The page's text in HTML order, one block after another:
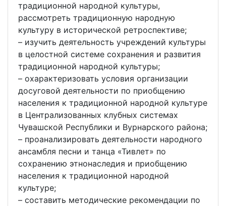
традиционной народной культуры,
рассмотреть традиционную народную
культуру в исторической ретроспективе;
– изучить деятельность учреждений культуры
в целостной системе сохранения и развития
традиционной народной культуры;
– охарактеризовать условия организации
досуговой деятельности по приобщению
населения к традиционной народной культуре
в Централизованных клубных системах
Чувашской Республики и Вурнарского района;
– проанализировать деятельности народного
ансамбля песни и танца «Тивлет» по
сохранению этнонаследия и приобщению
населения к традиционной народной
культуре;
– составить методические рекомендации по